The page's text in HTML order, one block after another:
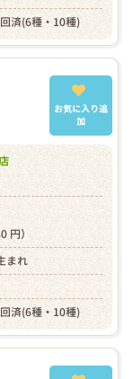
済(6種・10種)
お気に入り追
加
円）
まれ
済(6種・10種)